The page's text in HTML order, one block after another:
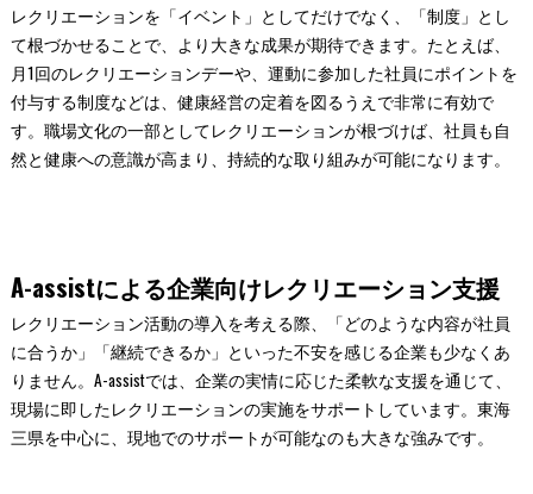
レクリエーションを「イベント」としてだけでなく、「制度」とし
て根づかせることで、より大きな成果が期待できます。たとえば、
月1回のレクリエーションデーや、運動に参加した社員にポイントを
付与する制度などは、健康経営の定着を図るうえで非常に有効で
す。職場文化の一部としてレクリエーションが根づけば、社員も自
然と健康への意識が高まり、持続的な取り組みが可能になります。
A-assistによる企業向けレクリエーション支援
レクリエーション活動の導入を考える際、「どのような内容が社員
に合うか」「継続できるか」といった不安を感じる企業も少なくあ
りません。A-assistでは、企業の実情に応じた柔軟な支援を通じて、
現場に即したレクリエーションの実施をサポートしています。東海
三県を中心に、現地でのサポートが可能なのも大きな強みです。